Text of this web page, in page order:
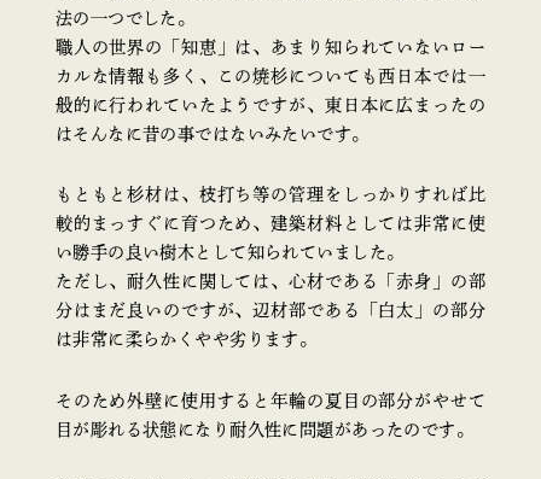
法の一つでした。
職人の世界の「知恵」は、あまり知られていないロー
カルな情報も多く、この焼杉についても西日本では一
般的に行われていたようですが、東日本に広まったの
はそんなに昔の事ではないみたいです。
もともと杉材は、枝打ち等の管理をしっかりすれば比
較的まっすぐに育つため、建築材料としては非常に使
い勝手の良い樹木として知られていました。
ただし、耐久性に関しては、心材である「赤身」の部
分はまだ良いのですが、辺材部である「白太」の部分
は非常に柔らかくやや劣ります。
そのため外壁に使用すると年輪の夏目の部分がやせて
目が彫れる状態になり耐久性に問題があったのです。